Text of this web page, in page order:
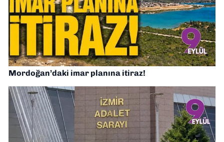
Mordoğan’daki imar planına itiraz!